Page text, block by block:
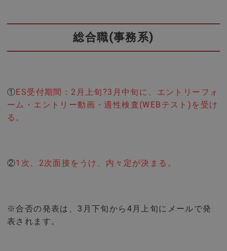
総合職(事務系)
①ES受付期間：2月上旬?3月中旬に、エントリーフォ
ーム・エントリー動画・適性検査(WEBテスト)を受け
る。
②1次、2次面接をうけ、内々定が決まる。
※合否の発表は、3月下旬から4月上旬にメールで発
表されます。